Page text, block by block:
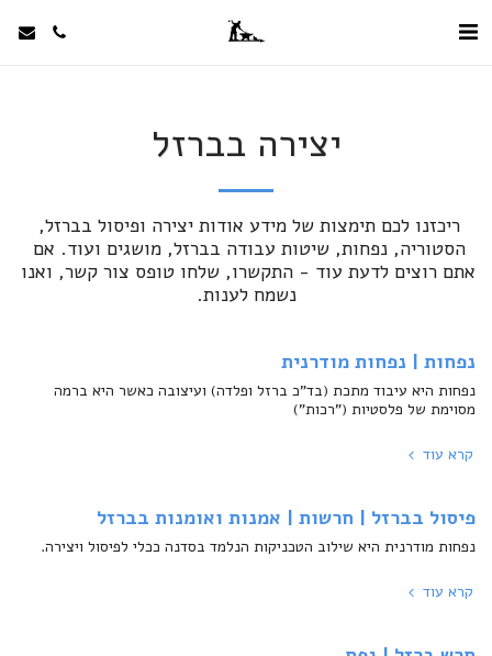
יצירה בברזל
נשמח לענות.
נפחות | נפחות מודרנית
נפחות היא עיבוד מתכת (בד"כ ברזל ופלדה) ועיצובה כאשר היא ברמה
מסוימת של פלסטיות ("רכות")
קרא עוד
פיסול בברזל | חרשות | אמנות ואומנות בברזל
נפחות מודרנית היא שילוב הטכניקות הנלמד בסדנה ככלי לפיסול ויצירה.
קרא עוד